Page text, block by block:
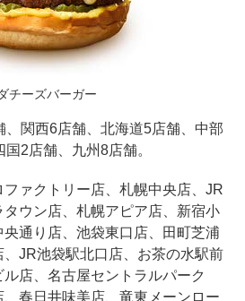
チーズバーガー
、関西6店舗、北海道5店舗、中部
2店舗、九州8店舗。
ァクトリー店、札幌中央店、JR
ウン店、札幌アピア店、新宿小
通り店、池袋東口店、田町芝浦
JR池袋駅北口店、お茶の水駅前
店、名古屋セントラルパーク
春日井味美店、竜東メーンロー